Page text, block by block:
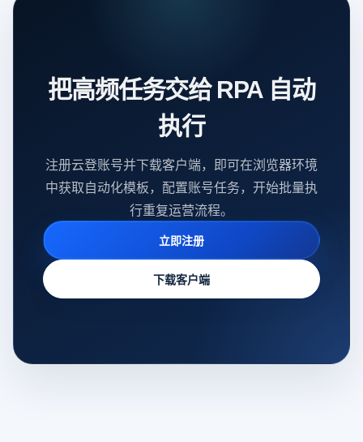
把高频任务交给 RPA 自动
执行
注册云登账号并下载客户端，即可在浏览器环境
中获取自动化模板，配置账号任务，开始批量执
行重复运营流程。
立即注册
下载客户端